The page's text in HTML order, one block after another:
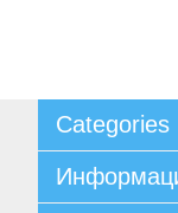
Categories